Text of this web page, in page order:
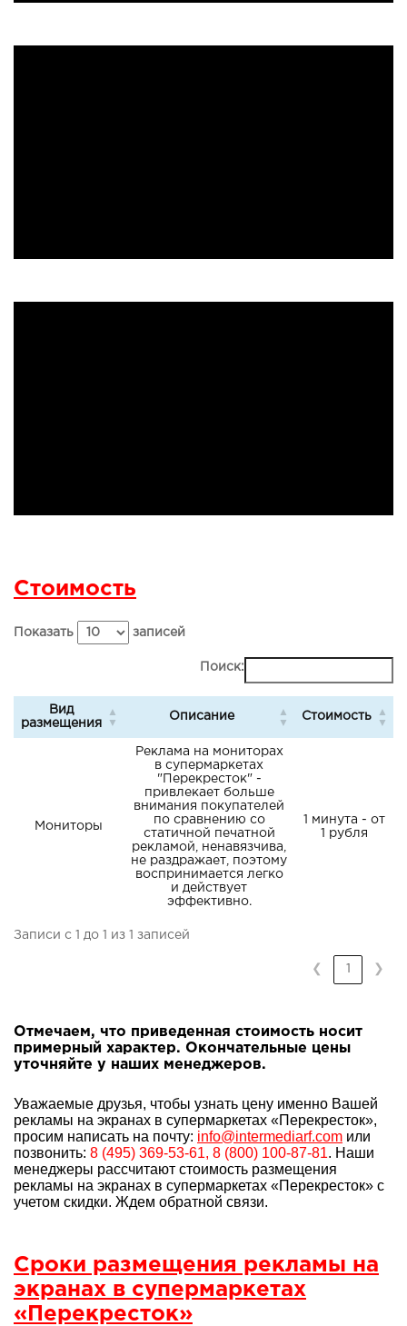
Стоимость
Показать записей
Поиск:
Вид
размещения
Описание Стоимость
Мониторы
Реклама на мониторах
в супермаркетах
"Перекресток" -
привлекает больше
внимания покупателей
по сравнению со
статичной печатной
рекламой, ненавязчива,
не раздражает, поэтому
воспринимается легко
и действует
эффективно.
1 минута - от
1 рубля
Записи с 1 до 1 из 1 записей
❮ ❯
Отмечаем, что приведенная стоимость носит
примерный характер. Окончательные цены
уточняйте у наших менеджеров.
Уважаемые друзья, чтобы узнать цену именно Вашей
рекламы на экранах в супермаркетах «Перекресток»,
просим написать на почту: info@intermediarf.com или
позвонить: 8 (495) 369-53-61, 8 (800) 100-87-81. Наши
менеджеры рассчитают стоимость размещения
рекламы на экранах в супермаркетах «Перекресток» с
учетом скидки. Ждем обратной связи.
Сроки размещения рекламы на
экранах в супермаркетах
«Перекресток»